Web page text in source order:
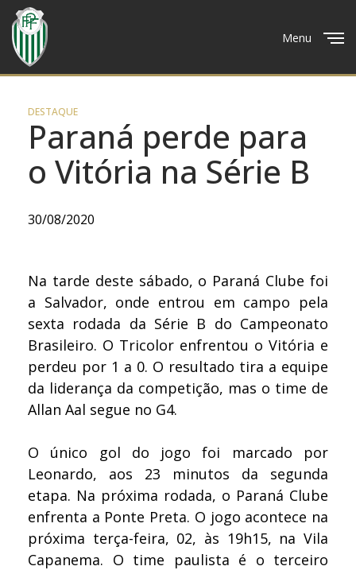
Menu
DESTAQUE
Paraná perde para
o Vitória na Série B
30/08/2020
Na tarde deste sábado, o Paraná Clube foi
a Salvador, onde entrou em campo pela
sexta rodada da Série B do Campeonato
Brasileiro. O Tricolor enfrentou o Vitória e
perdeu por 1 a 0. O resultado tira a equipe
da liderança da competição, mas o time de
Allan Aal segue no G4.
O único gol do jogo foi marcado por
Leonardo, aos 23 minutos da segunda
etapa. Na próxima rodada, o Paraná Clube
enfrenta a Ponte Preta. O jogo acontece na
próxima terça-feira, 02, às 19h15, na Vila
Capanema. O time paulista é o terceiro